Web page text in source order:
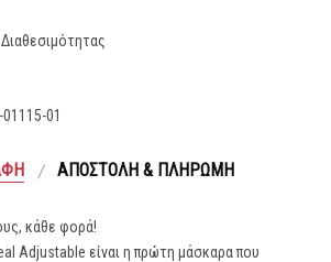
01115-01
ΑΠΟΣΤΟΛΉ & ΠΛΗΡΩΜΉ
κάθε φορά!
Adjustable είναι η πρώτη μάσκαρα που